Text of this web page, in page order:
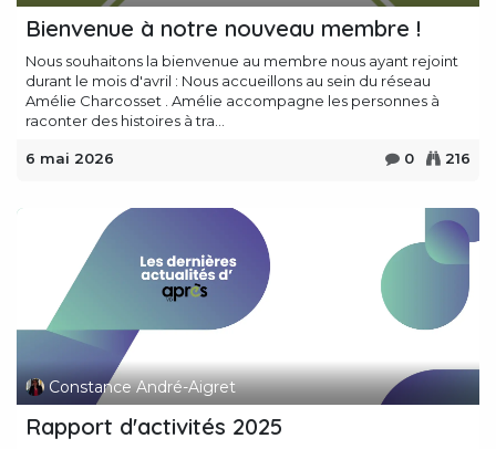
Bienvenue à notre nouveau membre !
Nous souhaitons la bienvenue au membre nous ayant rejoint
durant le mois d'avril : Nous accueillons au sein du réseau
Amélie Charcosset . Amélie accompagne les personnes à
raconter des histoires à tra...
6 mai 2026 0 216
Constance André-Aigret
Rapport d'activités 2025